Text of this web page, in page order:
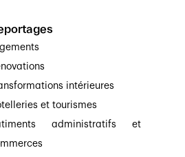
intérieures
et tourismes
administratifs et